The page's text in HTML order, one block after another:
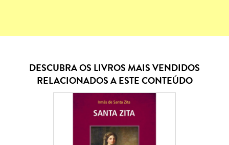
DESCUBRA OS LIVROS MAIS VENDIDOS
RELACIONADOS A ESTE CONTEÚDO